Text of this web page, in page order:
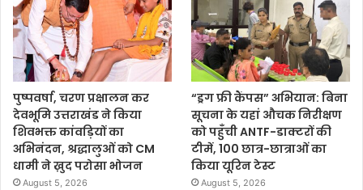
पुष्पवर्षा, चरण प्रक्षालन कर
देवभूमि उत्तराखंड ने किया
शिवभक्त कांवड़ियों का
अभिनंदन, श्रद्धालुओं को CM
धामी ने ख़ुद परोसा भोजन
August 5, 2026
“ड्रग फ्री कैंपस” अभियान: बिना
सूचना के यहां औचक निरीक्षण
को पहुँची ANTF-डाक्टरों की
टीमें, 100 छात्र-छात्राओं का
किया यूरिन टेस्ट
August 5, 2026